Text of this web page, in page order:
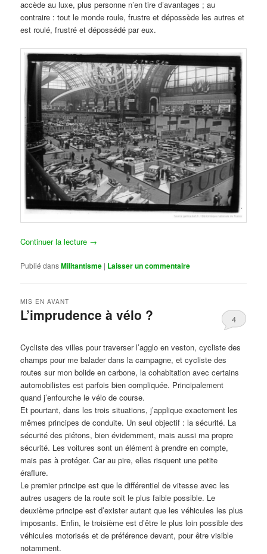
accède au luxe, plus personne n’en tire d’avantages ; au
contraire : tout le monde roule, frustre et dépossède les autres et
est roulé, frustré et dépossédé par eux.
Continuer la lecture →
Publié dansMilitantisme | Laisser un commentaire
L’imprudence à vélo ?
MIS EN AVANT
4
Cycliste des villes pour traverser l’agglo en veston, cycliste des
champs pour me balader dans la campagne, et cycliste des
routes sur mon bolide en carbone, la cohabitation avec certains
automobilistes est parfois bien compliquée. Principalement
quand j’enfourche le vélo de course.
Et pourtant, dans les trois situations, j’applique exactement les
mêmes principes de conduite. Un seul objectif : la sécurité. La
sécurité des piétons, bien évidemment, mais aussi ma propre
sécurité. Les voitures sont un élément à prendre en compte,
mais pas à protéger. Car au pire, elles risquent une petite
éraflure.
Le premier principe est que le différentiel de vitesse avec les
autres usagers de la route soit le plus faible possible. Le
deuxième principe est d’exister autant que les véhicules les plus
imposants. Enfin, le troisième est d’être le plus loin possible des
véhicules motorisés et de préférence devant, pour être visible
notamment.